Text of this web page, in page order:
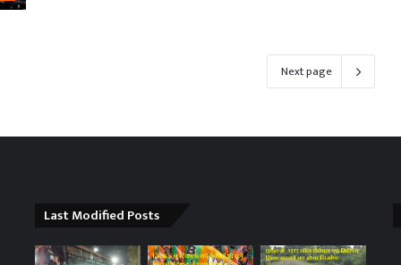
Next page
Last Modified Posts